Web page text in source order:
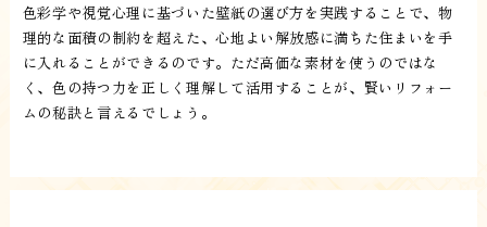
色彩学や視覚心理に基づいた壁紙の選び方を実践することで、物
理的な面積の制約を超えた、心地よい解放感に満ちた住まいを手
に入れることができるのです。ただ高価な素材を使うのではな
く、色の持つ力を正しく理解して活用することが、賢いリフォー
ムの秘訣と言えるでしょう。